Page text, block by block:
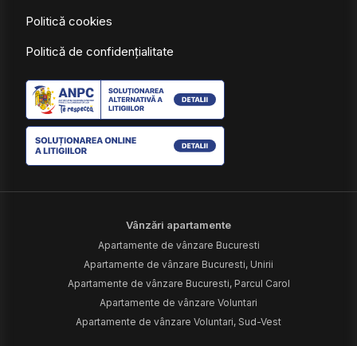
Politică cookies
Politică de confidențialitate
Vânzări apartamente
Apartamente de vânzare Bucuresti
Apartamente de vânzare Bucuresti, Unirii
Apartamente de vânzare Bucuresti, Parcul Carol
Apartamente de vânzare Voluntari
Apartamente de vânzare Voluntari, Sud-Vest